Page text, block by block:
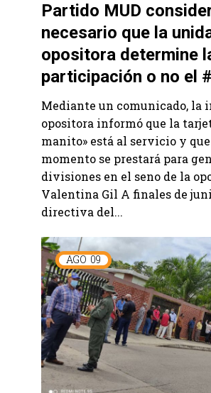
Partido MUD
necesario que la
opositora determine
participación o no el
Mediante un comunicado, la
opositora informó que la
manito» está al servicio y
momento se prestará para
divisiones en el seno de la
Valentina Gil A finales de
directiva del...
AGO 09